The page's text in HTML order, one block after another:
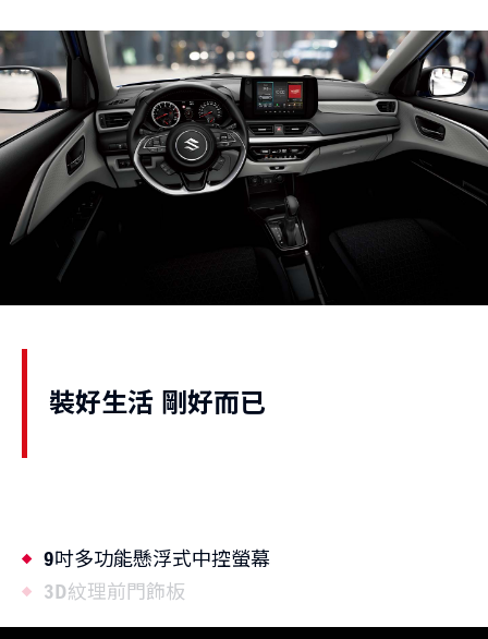
裝好生活 剛好而已
9吋多功能懸浮式中控螢幕
3D紋理前門飾板